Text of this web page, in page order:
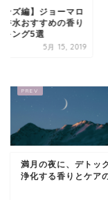
ンズ編】ジョーマロ
香水おすすめの香り
キング5選
5月 15, 2019
満月の夜に、デトッ
浄化する香りとケア